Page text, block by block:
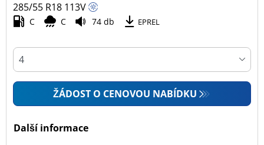
285/55 R18 113V
C C 74 db EPREL
ŽÁDOST O CENOVOU NABÍDKU
Další informace